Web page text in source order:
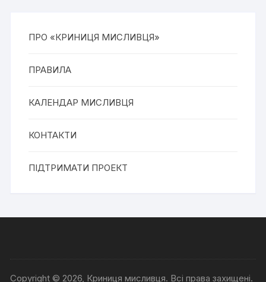
ПРО «КРИНИЦЯ МИСЛИВЦЯ»
ПРАВИЛА
КАЛЕНДАР МИСЛИВЦЯ
КОНТАКТИ
ПІДТРИМАТИ ПРОЕКТ
Copyright © 2026, Криниця мисливця. Всі права захищені.